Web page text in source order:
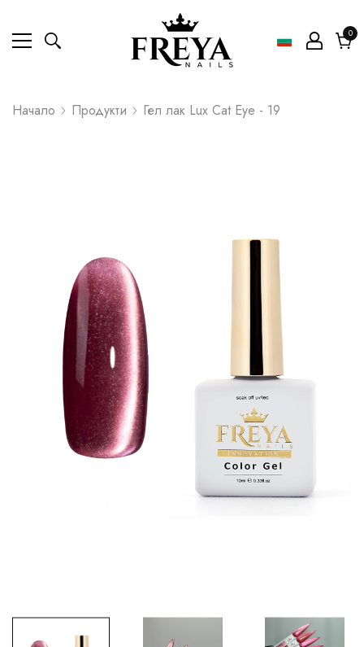
00
Начало Продукти Гел лак Lux Cat Eye - 19